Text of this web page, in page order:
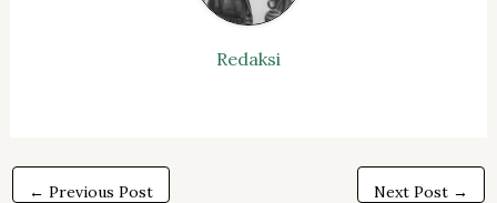
Redaksi
← Previous Post Next Post →